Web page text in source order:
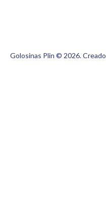
Golosinas Plin © 2026.